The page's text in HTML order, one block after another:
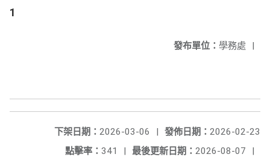
1
發布單位： 學務處 |
發佈日期： 2026-02-23
下架日期： 2026-03-06
|
最後更新日期： 2026-08-07 |
點擊率： 341 |